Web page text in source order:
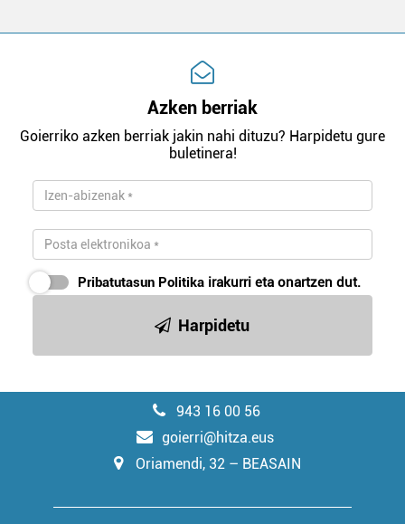
Azken berriak
Goierriko azken berriak jakin nahi dituzu? Harpidetu gure
buletinera!
Pribatutasun Politika irakurri eta onartzen dut.
Harpidetu
943 16 00 56
goierri@hitza.eus
Oriamendi, 32 – BEASAIN